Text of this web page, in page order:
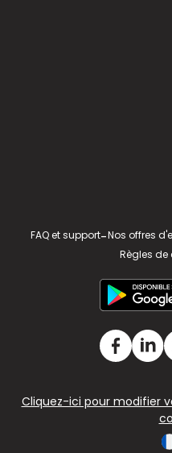
FAQ et support-Nos offres
Règles
Cliquez-ici pour modifier